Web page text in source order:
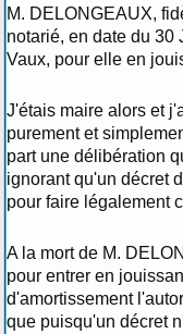
M. DELONGEAUX,
notarié, en date du 30
Vaux, pour elle en
J'étais maire alors et
purement et
part une délibération
ignorant qu'un décret
pour faire légalement
A la mort de M.
pour entrer en
d'amortissement
que puisqu'un décret